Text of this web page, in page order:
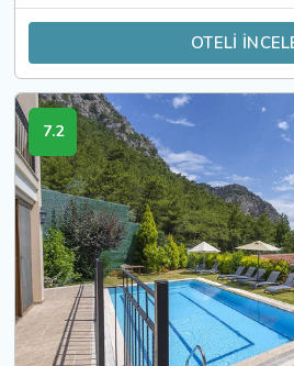
OTELİ
7.2